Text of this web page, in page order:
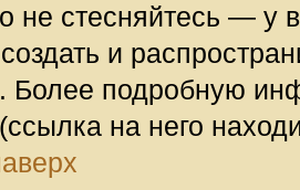
не стесняйтесь — у
и
Более подробную
на него